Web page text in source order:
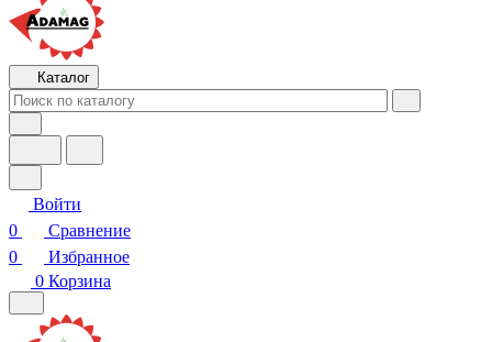
Каталог
Войти
0
Сравнение
0
Избранное
0 Корзина